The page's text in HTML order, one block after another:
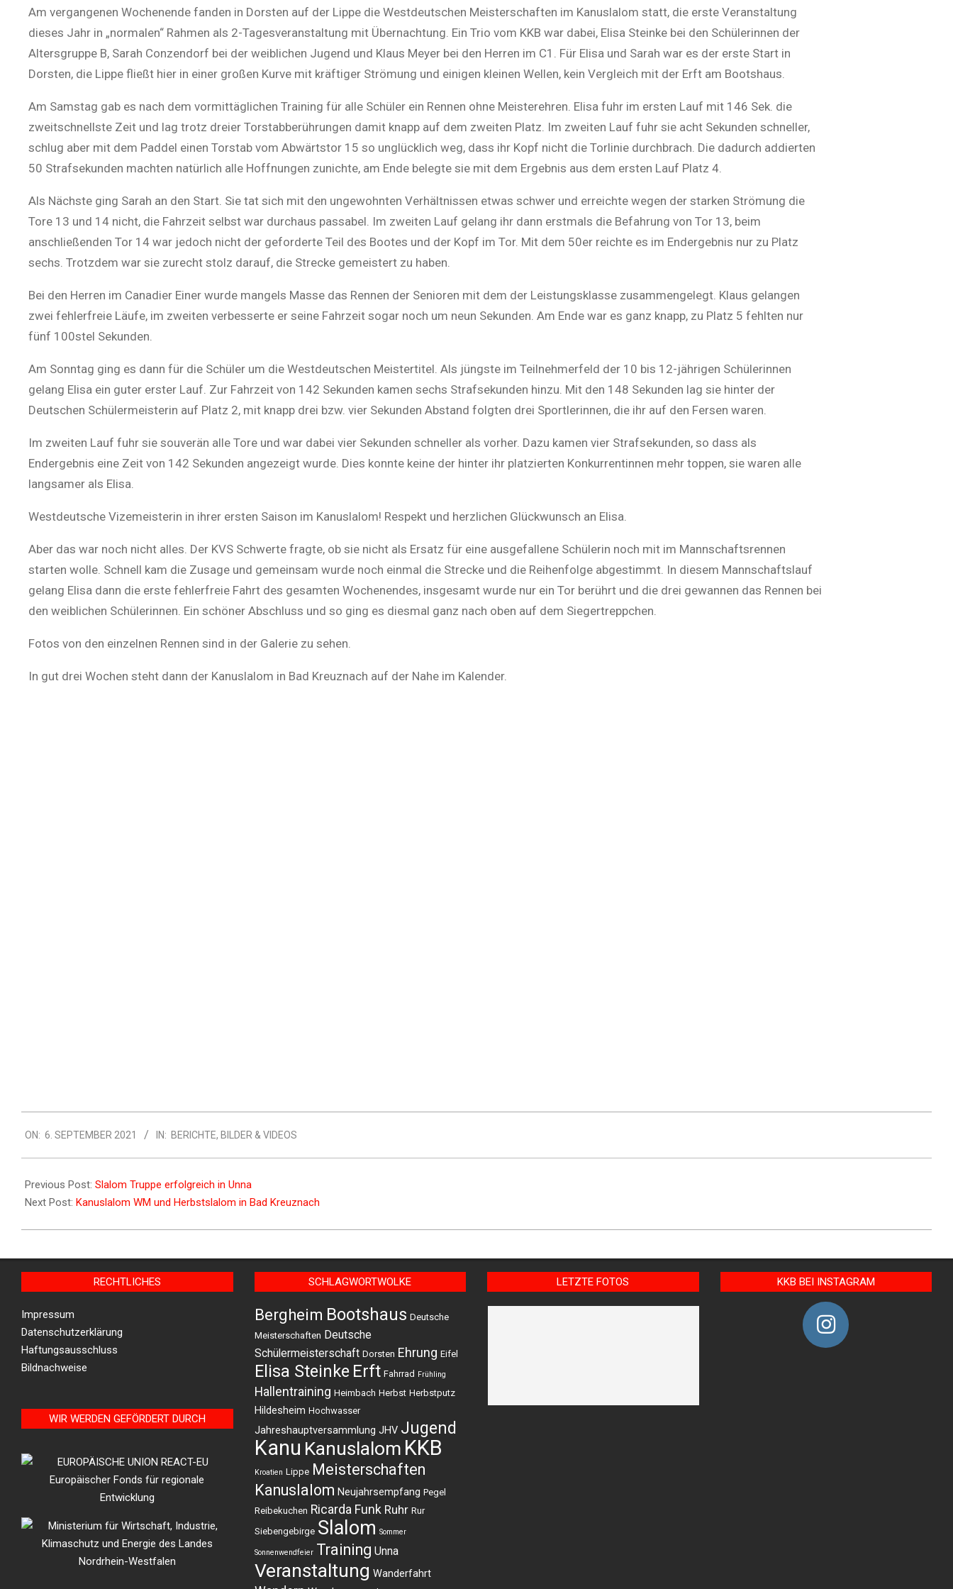
Am vergangenen Wochenende fanden in Dorsten auf der Lippe die Westdeutschen Meisterschaften im Kanuslalom statt, die erste Veranstaltung
dieses Jahr in „normalen“ Rahmen als 2-Tagesveranstaltung mit Übernachtung. Ein Trio vom KKB war dabei, Elisa Steinke bei den Schülerinnen der
Altersgruppe B, Sarah Conzendorf bei der weiblichen Jugend und Klaus Meyer bei den Herren im C1. Für Elisa und Sarah war es der erste Start in
Dorsten, die Lippe fließt hier in einer großen Kurve mit kräftiger Strömung und einigen kleinen Wellen, kein Vergleich mit der Erft am Bootshaus.
Am Samstag gab es nach dem vormittäglichen Training für alle Schüler ein Rennen ohne Meisterehren. Elisa fuhr im ersten Lauf mit 146 Sek. die
zweitschnellste Zeit und lag trotz dreier Torstabberührungen damit knapp auf dem zweiten Platz. Im zweiten Lauf fuhr sie acht Sekunden schneller,
schlug aber mit dem Paddel einen Torstab vom Abwärtstor 15 so unglücklich weg, dass ihr Kopf nicht die Torlinie durchbrach. Die dadurch addierten
50 Strafsekunden machten natürlich alle Hoffnungen zunichte, am Ende belegte sie mit dem Ergebnis aus dem ersten Lauf Platz 4.
Als Nächste ging Sarah an den Start. Sie tat sich mit den ungewohnten Verhältnissen etwas schwer und erreichte wegen der starken Strömung die
Tore 13 und 14 nicht, die Fahrzeit selbst war durchaus passabel. Im zweiten Lauf gelang ihr dann erstmals die Befahrung von Tor 13, beim
anschließenden Tor 14 war jedoch nicht der geforderte Teil des Bootes und der Kopf im Tor. Mit dem 50er reichte es im Endergebnis nur zu Platz
sechs. Trotzdem war sie zurecht stolz darauf, die Strecke gemeistert zu haben.
Bei den Herren im Canadier Einer wurde mangels Masse das Rennen der Senioren mit dem der Leistungsklasse zusammengelegt. Klaus gelangen
zwei fehlerfreie Läufe, im zweiten verbesserte er seine Fahrzeit sogar noch um neun Sekunden. Am Ende war es ganz knapp, zu Platz 5 fehlten nur
fünf 100stel Sekunden.
Am Sonntag ging es dann für die Schüler um die Westdeutschen Meistertitel. Als jüngste im Teilnehmerfeld der 10 bis 12-jährigen Schülerinnen
gelang Elisa ein guter erster Lauf. Zur Fahrzeit von 142 Sekunden kamen sechs Strafsekunden hinzu. Mit den 148 Sekunden lag sie hinter der
Deutschen Schülermeisterin auf Platz 2, mit knapp drei bzw. vier Sekunden Abstand folgten drei Sportlerinnen, die ihr auf den Fersen waren.
Im zweiten Lauf fuhr sie souverän alle Tore und war dabei vier Sekunden schneller als vorher. Dazu kamen vier Strafsekunden, so dass als
Endergebnis eine Zeit von 142 Sekunden angezeigt wurde. Dies konnte keine der hinter ihr platzierten Konkurrentinnen mehr toppen, sie waren alle
langsamer als Elisa.
Westdeutsche Vizemeisterin in ihrer ersten Saison im Kanuslalom! Respekt und herzlichen Glückwunsch an Elisa.
Aber das war noch nicht alles. Der KVS Schwerte fragte, ob sie nicht als Ersatz für eine ausgefallene Schülerin noch mit im Mannschaftsrennen
starten wolle. Schnell kam die Zusage und gemeinsam wurde noch einmal die Strecke und die Reihenfolge abgestimmt. In diesem Mannschaftslauf
gelang Elisa dann die erste fehlerfreie Fahrt des gesamten Wochenendes, insgesamt wurde nur ein Tor berührt und die drei gewannen das Rennen bei
den weiblichen Schülerinnen. Ein schöner Abschluss und so ging es diesmal ganz nach oben auf dem Siegertreppchen.
Fotos von den einzelnen Rennen sind in der Galerie zu sehen.
In gut drei Wochen steht dann der Kanuslalom in Bad Kreuznach auf der Nahe im Kalender.
ON: 6. SEPTEMBER 2021 IN: BERICHTE, BILDER & VIDEOS
Previous Post: Slalom Truppe erfolgreich in Unna
Next Post: Kanuslalom WM und Herbstslalom in Bad Kreuznach
RECHTLICHES
Impressum
Datenschutzerklärung
Haftungsausschluss
Bildnachweise
WIR WERDEN GEFÖRDERT DURCH
SCHLAGWORTWOLKE
Bergheim Bootshaus Deutsche
Meisterschaften Deutsche
Schülermeisterschaft Dorsten Ehrung Eifel
Elisa Steinke Erft Fahrrad Frühling
Hallentraining Heimbach Herbst Herbstputz
Hildesheim Hochwasser
Jahreshauptversammlung JHV Jugend
Kanu Kanuslalom KKB
Kroatien Lippe Meisterschaften
Kanuslalom Neujahrsempfang Pegel
Reibekuchen Ricarda Funk Ruhr Rur
Siebengebirge Slalom Sommer
Sonnenwendfeier Training Unna
Veranstaltung Wanderfahrt
LETZTE FOTOS KKB BEI INSTAGRAM